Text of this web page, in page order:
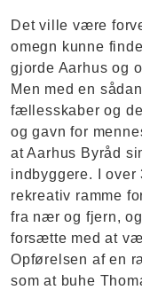
Det ville være
omegn kunne
gjorde Aarhus og
Men med en
fællesskaber og
og gavn for
at Aarhus Byråd
indbyggere. I
rekreativ ramme
fra nær og fjern,
forsætte med at
Opførelsen af en
som at buhe